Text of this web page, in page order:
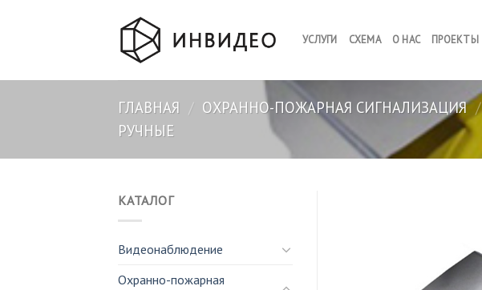
УСЛУГИ СХЕМА О НАС ПРОЕКТЫ
ГЛАВНАЯ / ОХРАННО-ПОЖАРНАЯ СИГНАЛИЗАЦИЯ /
РУЧНЫЕ
КАТАЛОГ
Видеонаблюдение
Охранно-пожарная